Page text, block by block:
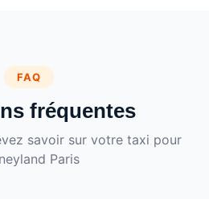
FAQ
fréquentes
savoir sur votre taxi pour
Paris